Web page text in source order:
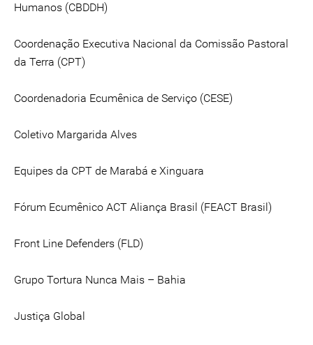
Humanos (CBDDH)
Coordenação Executiva Nacional da Comissão Pastoral
da Terra (CPT)
Coordenadoria Ecumênica de Serviço (CESE)
Coletivo Margarida Alves
Equipes da CPT de Marabá e Xinguara
Fórum Ecumênico ACT Aliança Brasil (FEACT Brasil)
Front Line Defenders (FLD)
Grupo Tortura Nunca Mais – Bahia
Justiça Global